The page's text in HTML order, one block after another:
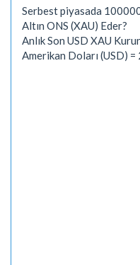
Serbest piyasada
Altın ONS (XAU) Eder?
Anlık Son USD XAU
Amerikan Doları (USD)